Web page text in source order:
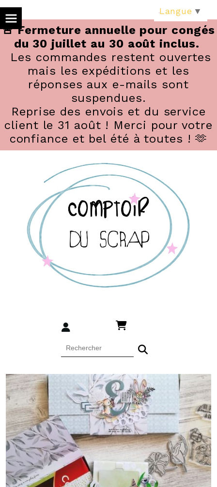
🚨 Fermeture annuelle pour congés
du 30 juillet au 30 août inclus.
Les commandes restent ouvertes
mais les expéditions et les
réponses aux e-mails sont
suspendues.
Reprise des envois et du service
client le 31 août ! Merci pour votre
confiance et bel été à toutes ! 🫶
Langue ▼